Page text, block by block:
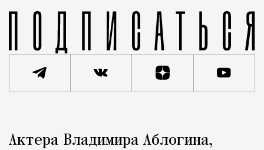
Город
Актера Владимира Аблогина,